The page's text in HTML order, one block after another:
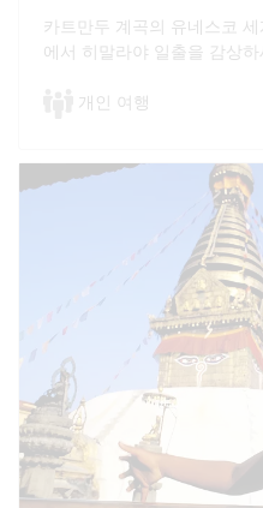
카트만두 계곡의 유네스코
에서 히말라야 일출을 감상하
개인 여행